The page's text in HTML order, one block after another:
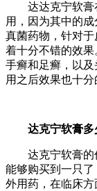
达达克宁软
用，因为其中的
真菌药物，针对
着十分不错的效
手癣和足癣，以
用之后效果也十分
达克宁软膏多
达克宁软膏的
能够购买到一只
外用药，在临床